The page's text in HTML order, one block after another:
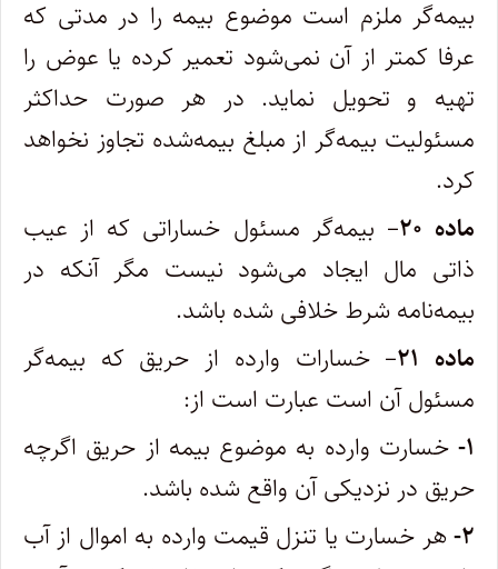
بیمه‌گر ملزم است موضوع بیمه را در مدتی که
عرفا کمتر از آن نمی‌شود تعمیر کرده یا عوض را
تهیه و تحویل نماید. در هر صورت حداکثر
مسئولیت بیمه‌گر از مبلغ بیمه‌شده تجاوز نخواهد
کرد.
ماده ۲۰
– بیمه‌گر مسئول خساراتی که از عیب
ذاتی مال ایجاد می‌شود نیست مگر آنکه در
بیمه‌نامه شرط خلافی شده باشد.
ماده ۲۱
– خسارات وارده از حریق که بیمه‌گر
مسئول آن است عبارت است از:
۱- خسارت وارده به موضوع بیمه از حریق اگرچه
حریق در نزدیکی آن واقع شده باشد.
۲- هر خسارت یا تنزل قیمت وارده به اموال از آب